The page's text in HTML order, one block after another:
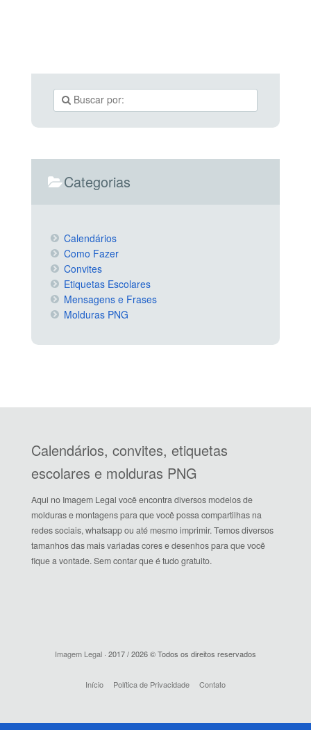
Categorias
Calendários
Como Fazer
Convites
Etiquetas Escolares
Mensagens e Frases
Molduras PNG
Calendários, convites, etiquetas
escolares e molduras PNG
Aqui no Imagem Legal você encontra diversos modelos de
molduras e montagens para que você possa compartilhas na
redes sociais, whatsapp ou até mesmo imprimir. Temos diversos
tamanhos das mais variadas cores e desenhos para que você
fique a vontade. Sem contar que é tudo gratuito.
Imagem Legal · 2017 / 2026 © Todos os direitos reservados
Início Política de Privacidade Contato